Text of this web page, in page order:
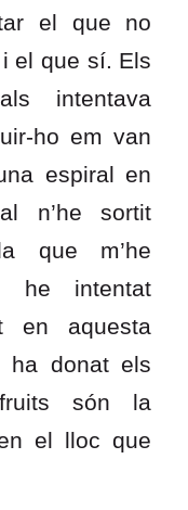
el que no
el que sí. Els
intentava
ho em van
espiral en
n’he sortit
que m’he
he intentat
en aquesta
ha donat els
són la
el lloc que